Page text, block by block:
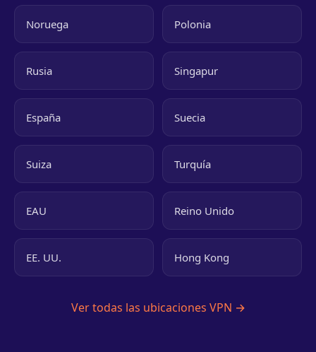
Noruega Polonia
Rusia Singapur
España Suecia
Suiza Turquía
EAU Reino Unido
EE. UU. Hong Kong
Ver todas las ubicaciones VPN →